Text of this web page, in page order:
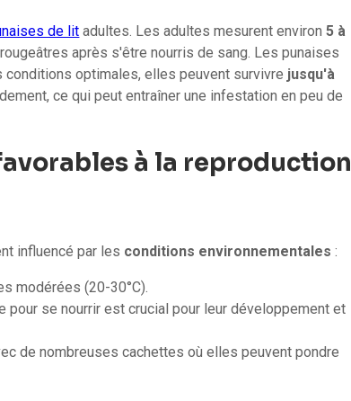
de lit adultes. Les adultes mesurent environ5 à
après s'être nourris de sang. Les punaises
conditions optimales, elles peuvent survivre jusqu'à
ce qui peut entraîner une infestation en peu de
à la reproduction
influencé par les conditions environnementales :
modérées (20-30°C).
pour se nourrir est crucial pour leur développement et
de nombreuses cachettes où elles peuvent pondre